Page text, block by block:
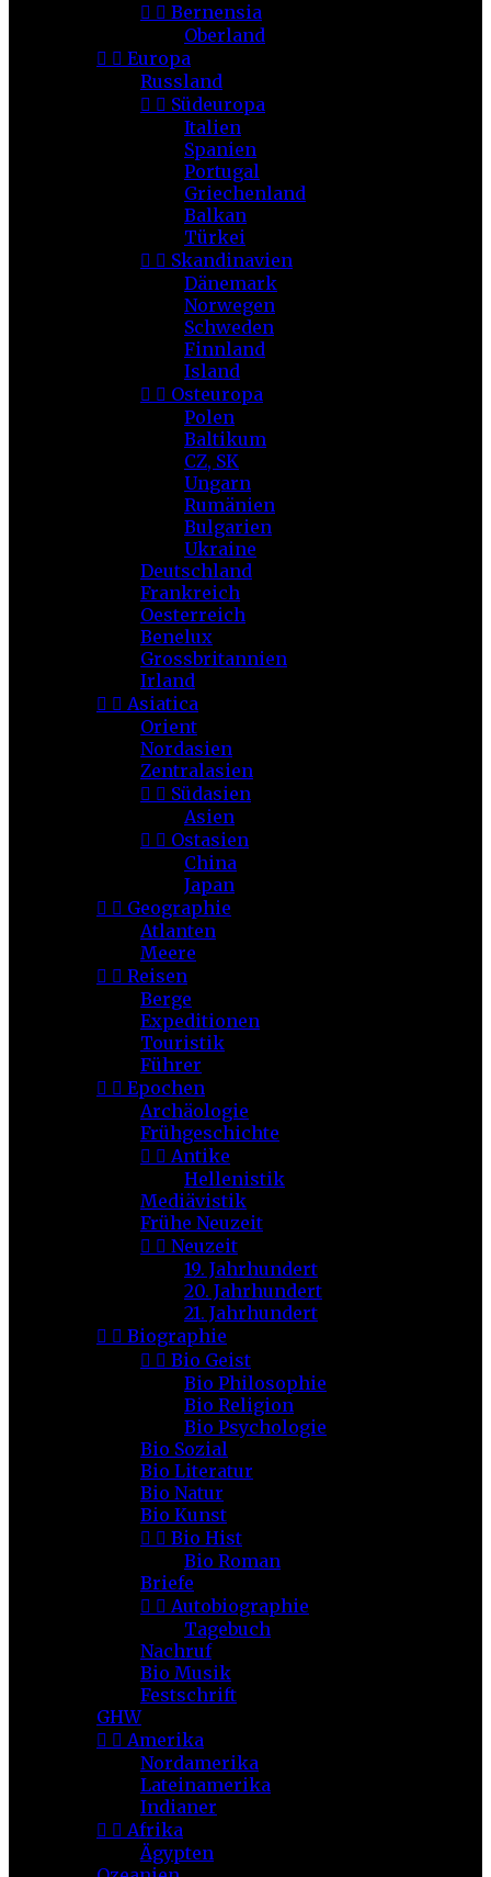
  Bernensia
Oberland
  Europa
Russland
  Südeuropa
Italien
Spanien
Portugal
Griechenland
Balkan
Türkei
  Skandinavien
Dänemark
Norwegen
Schweden
Finnland
Island
  Osteuropa
Polen
Baltikum
CZ, SK
Ungarn
Rumänien
Bulgarien
Ukraine
Deutschland
Frankreich
Oesterreich
Benelux
Grossbritannien
Irland
  Asiatica
Orient
Nordasien
Zentralasien
  Südasien
Asien
  Ostasien
China
Japan
  Geographie
Atlanten
Meere
  Reisen
Berge
Expeditionen
Touristik
Führer
  Epochen
Archäologie
Frühgeschichte
  Antike
Hellenistik
Mediävistik
Frühe Neuzeit
  Neuzeit
19. Jahrhundert
20. Jahrhundert
21. Jahrhundert
  Biographie
  Bio Geist
Bio Philosophie
Bio Religion
Bio Psychologie
Bio Sozial
Bio Literatur
Bio Natur
Bio Kunst
  Bio Hist
Bio Roman
Briefe
  Autobiographie
Tagebuch
Nachruf
Bio Musik
Festschrift
GHW
  Amerika
Nordamerika
Lateinamerika
Indianer
  Afrika
Ägypten